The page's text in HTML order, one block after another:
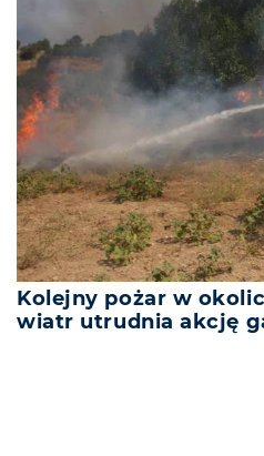
Kolejny pożar w
wiatr utrudnia akcję